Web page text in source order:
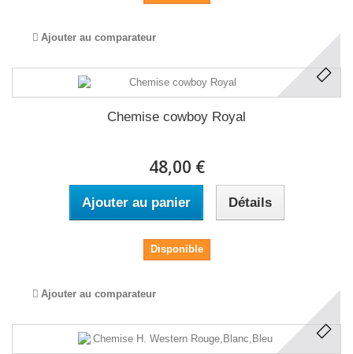
Ajouter au comparateur
Chemise cowboy Royal
48,00 €
Ajouter au panier Détails
Disponible
Ajouter au comparateur